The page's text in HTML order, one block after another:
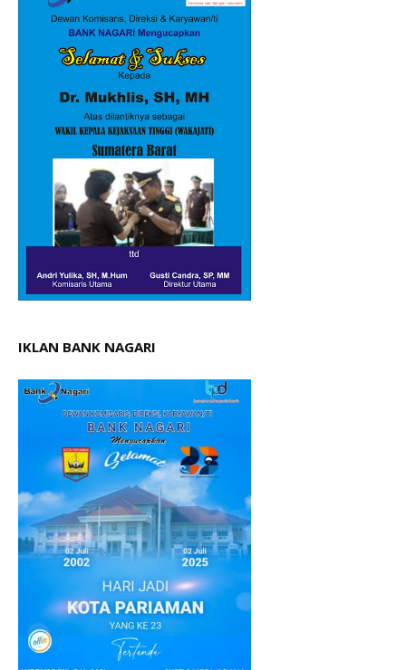
IKLAN BANK NAGARI